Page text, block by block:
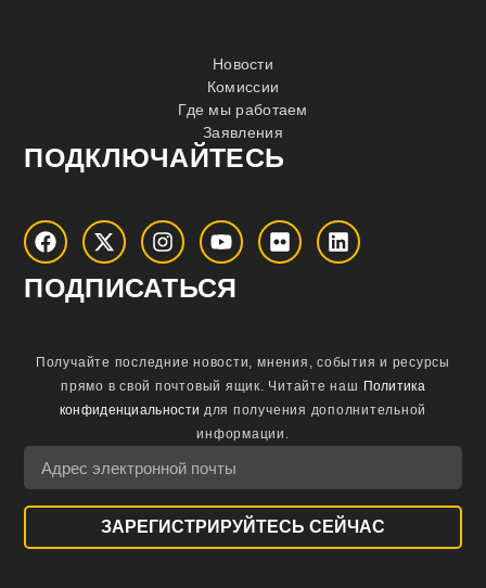
Новости
Комиссии
Где мы работаем
Заявления
ПОДКЛЮЧАЙТЕСЬ
ПОДПИСАТЬСЯ
Получайте последние новости, мнения, события и ресурсы
прямо в свой почтовый ящик. Читайте наш Политика
конфиденциальности для получения дополнительной
информации.
ЗАРЕГИСТРИРУЙТЕСЬ СЕЙЧАС